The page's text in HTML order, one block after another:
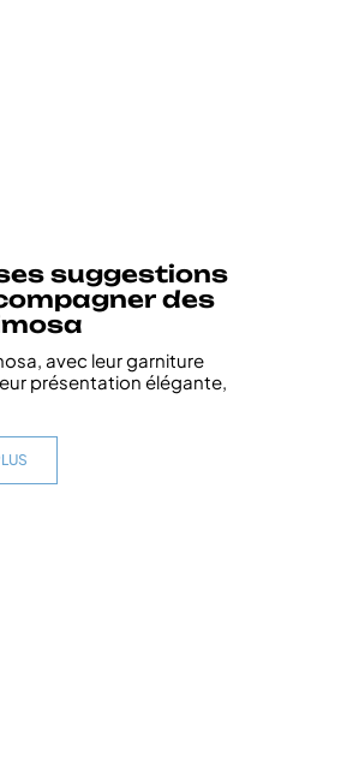
suggestions
des
avec leur garniture
présentation élégante,